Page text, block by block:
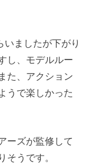
ましたが下がり
し、モデルルー
た、アクション
うで楽しかった
ーズが監修して
そうです。